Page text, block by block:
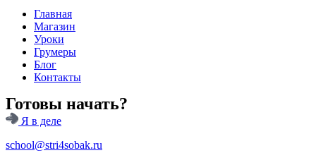
Главная
Магазин
Уроки
Грумеры
Блог
Контакты
Готовы начать?
Я в деле
school@stri4sobak.ru